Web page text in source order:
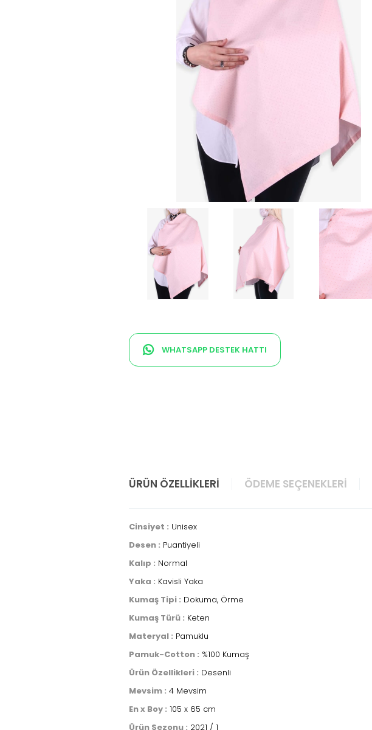
WHATSAPP DESTEK HATTI
ÜRÜN ÖZELLIKLERI ÖDEME SEÇENEKLERI
Cinsiyet : Unisex
Desen : Puantiyeli
Kalıp : Normal
Yaka : Kavisli Yaka
Kumaş Tipi : Dokuma, Örme
Kumaş Türü : Keten
Materyal : Pamuklu
Pamuk-Cotton : %100 Kumaş
Ürün Özellikleri : Desenli
Mevsim : 4 Mevsim
En x Boy : 105 x 65 cm
Ürün Sezonu : 2021 / 1